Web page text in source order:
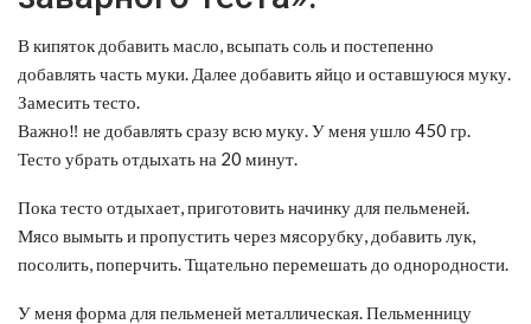
В кипяток добавить масло, всыпать соль и постепенно
добавлять часть муки. Далее добавить яйцо и оставшуюся муку.
Замесить тесто.
Важно‼ не добавлять сразу всю муку. У меня ушло 450 гр.
Тесто убрать отдыхать на 20 минут.
Пока тесто отдыхает, приготовить начинку для пельменей.
Мясо вымыть и пропустить через мясорубку, добавить лук,
посолить, поперчить. Тщательно перемешать до однородности.
У меня форма для пельменей металлическая. Пельменницу